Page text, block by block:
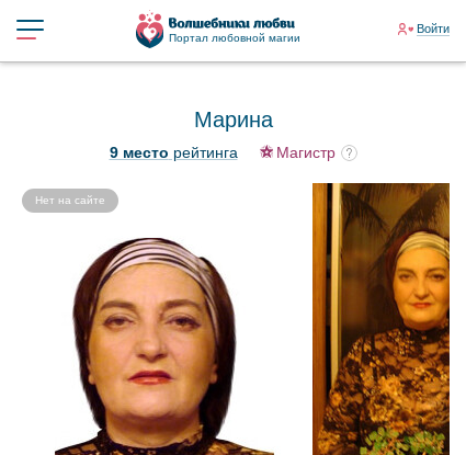
Портал любовной магии
Войти
Марина
Нет на сайте
Магистр
9 место рейтинга